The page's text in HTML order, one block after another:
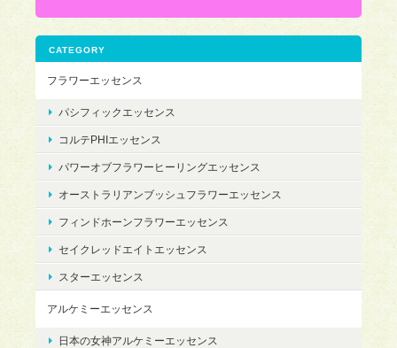
CATEGORY
フラワーエッセンス
パシフィックエッセンス
コルテPHIエッセンス
パワーオブフラワーヒーリングエッセンス
オーストラリアンブッシュフラワーエッセンス
フィンドホーンフラワーエッセンス
セイクレッドエイトエッセンス
スターエッセンス
アルケミーエッセンス
日本の女神アルケミーエッセンス